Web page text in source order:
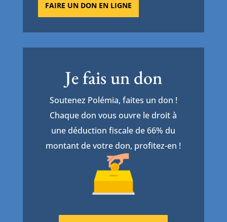
FAIRE UN DON EN LIGNE
Je fais un don
Soutenez Polémia, faites un don !
Chaque don vous ouvre le droit à
une déduction fiscale de 66% du
montant de votre don, profitez-en !